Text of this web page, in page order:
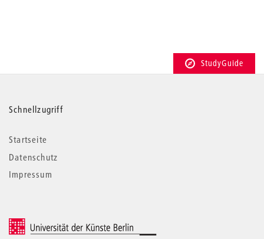
StudyGuide
Weitere
Informationen
Schnellzugriff
Startseite
Datenschutz
Impressum
© 2026 Universität der Künste Berlin